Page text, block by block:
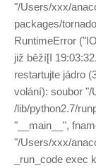
"/Users/xxx/
packages/
RuntimeError
již běží[I
restartujte jádro
volání): soubor
/lib/python2.7/
"__main__",
"/Users/xxx/
_run_code exec